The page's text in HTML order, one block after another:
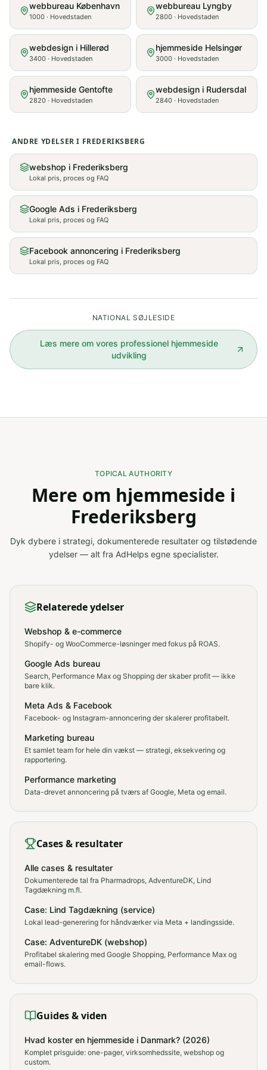
webbureau København
1000 · Hovedstaden
webbureau Lyngby
2800 · Hovedstaden
webdesign i Hillerød
3400 · Hovedstaden
hjemmeside Helsingør
3000 · Hovedstaden
hjemmeside Gentofte
2820 · Hovedstaden
webdesign i Rudersdal
2840 · Hovedstaden
ANDRE YDELSER I FREDERIKSBERG
webshop i Frederiksberg
Lokal pris, proces og FAQ
Google Ads i Frederiksberg
Lokal pris, proces og FAQ
Facebook annoncering i Frederiksberg
Lokal pris, proces og FAQ
NATIONAL SØJLESIDE
Læs mere om vores professionel hjemmeside
udvikling
TOPICAL AUTHORITY
Mere om hjemmeside i
Frederiksberg
Dyk dybere i strategi, dokumenterede resultater og tilstødende
ydelser — alt fra AdHelps egne specialister.
Relaterede ydelser
Webshop & e-commerce
Shopify- og WooCommerce-løsninger med fokus på ROAS.
Google Ads bureau
Search, Performance Max og Shopping der skaber profit — ikke
bare klik.
Meta Ads & Facebook
Facebook- og Instagram-annoncering der skalerer profitabelt.
Marketing bureau
Et samlet team for hele din vækst — strategi, eksekvering og
rapportering.
Performance marketing
Data-drevet annoncering på tværs af Google, Meta og email.
Cases & resultater
Alle cases & resultater
Dokumenterede tal fra Pharmadrops, AdventureDK, Lind
Tagdækning m.fl.
Case: Lind Tagdækning (service)
Lokal lead-generering for håndværker via Meta + landingsside.
Case: AdventureDK (webshop)
Profitabel skalering med Google Shopping, Performance Max og
email-flows.
Guides & viden
Hvad koster en hjemmeside i Danmark? (2026)
Komplet prisguide: one-pager, virksomhedssite, webshop og
custom.